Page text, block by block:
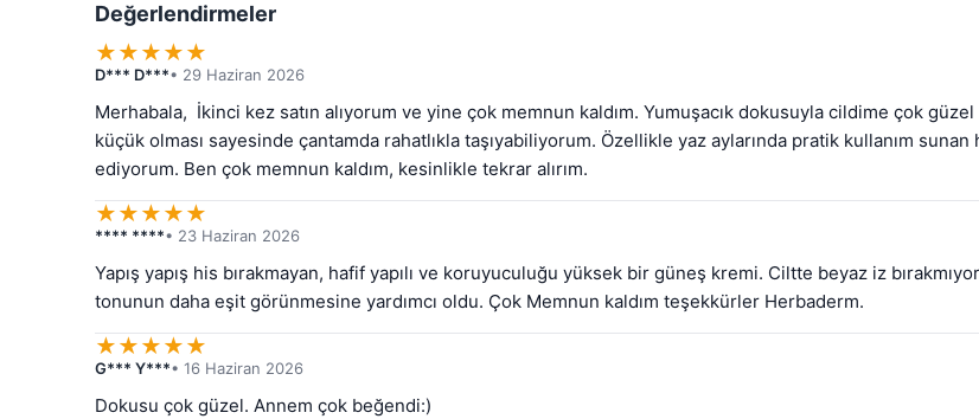
Değerlendirmeler
★★★★★
D*** D***• 29 Haziran 2026
Merhabala,  İkinci kez satın alıyorum ve yine çok memnun kaldım. Yumuşacık dokusuyla cildime çok
küçük olması sayesinde çantamda rahatlıkla taşıyabiliyorum. Özellikle yaz aylarında pratik kullanım
ediyorum. Ben çok memnun kaldım, kesinlikle tekrar alırım.
★★★★★
**** ****• 23 Haziran 2026
Yapış yapış his bırakmayan, hafif yapılı ve koruyuculuğu yüksek bir güneş kremi. Ciltte beyaz iz
tonunun daha eşit görünmesine yardımcı oldu. Çok Memnun kaldım teşekkürler Herbaderm.
★★★★★
G*** Y***• 16 Haziran 2026
Dokusu çok güzel. Annem çok beğendi:)